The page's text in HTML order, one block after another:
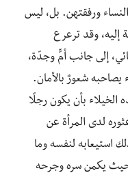
ورفقتهن. بل، ليس
وقد ترعرع
إلى جانب أمٍّ وجدّة،
يصاحبه شعورٌ بالأمان.
بأن يكون رجلًا
لدى المرأة عن
استيعابه لنفسه وما
يكمن سره وجرحه